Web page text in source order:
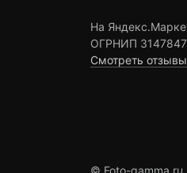
На
ОГРНИП
Смотреть
© Foto-gamma.ru